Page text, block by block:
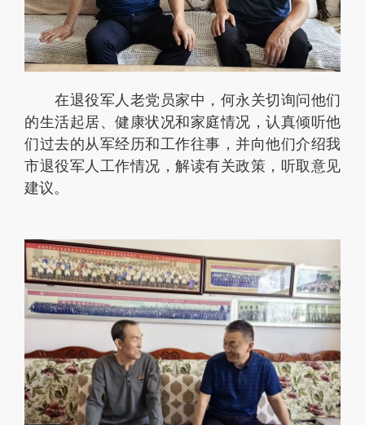
在退役军人老党员家中，何永关切询问他们
的生活起居、健康状况和家庭情况，认真倾听他
们过去的从军经历和工作往事，并向他们介绍我
市退役军人工作情况，解读有关政策，听取意见
建议。